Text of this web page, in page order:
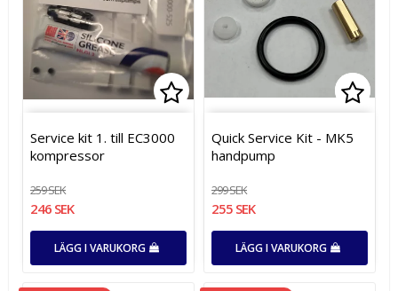
Lägg till i favoritlistan
Service kit 1. till EC3000
kompressor
259 SEK
246 SEK
LÄGG I VARUKORG
Quick Service Kit - MK5
handpump
299 SEK
255 SEK
LÄGG I VARUKORG